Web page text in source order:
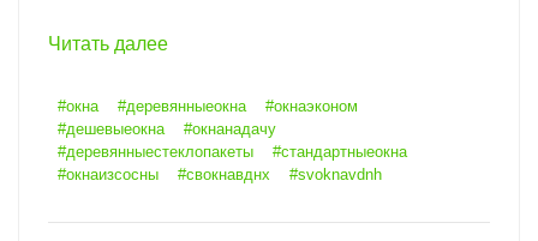
Читать далее
#окна #деревянныеокна
#окнаэконом
#дешевыеокна
#окнанадачу
#деревянныестеклопакеты
#стандартныеокна
#окнаизсосны
#свокнавднх #svoknavdnh